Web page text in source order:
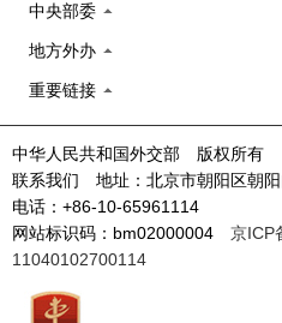
中央部委
地方外办
重要链接
中华人民共和国外交部 版权所有
联系我们 地址：北京市朝阳区朝
电话：+86-10-65961114
网站标识码：bm02000004 京ICP
11040102700114